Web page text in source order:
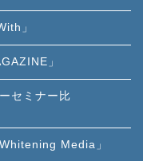
」
」
セミナー比
Media」